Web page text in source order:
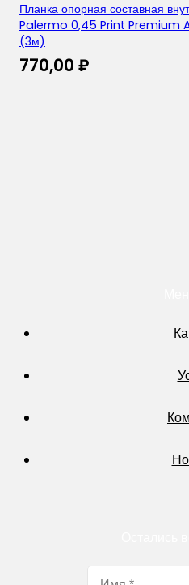
Планка опорная составная
Palermo 0,45 Print Premium
(3м)
770,00 ₽